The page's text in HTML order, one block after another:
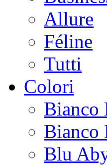
Allure
Féline
Tutti
Colori
Bianco
Bianco
Blu